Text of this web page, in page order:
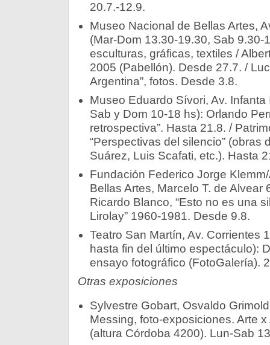
20.7.-12.9.
Museo Nacional de Bellas Artes,
(Mar-Dom 13.30-19.30, Sab 9.30-
esculturas, gráficas, textiles /
2005 (Pabellón). Desde 27.7. /
Argentina”, fotos. Desde 3.8.
Museo Eduardo Sívori, Av.
Sab y Dom 10-18 hs): Orlando
retrospectiva”. Hasta 21.8. /
“Perspectivas del silencio” (obras
Suárez, Luis Scafati, etc.). Hasta
Fundación Federico Jorge
Bellas Artes, Marcelo T. de Alvear
Ricardo Blanco, “Esto no es una
Lirolay” 1960-1981. Desde 9.8.­
Teatro San Martín, Av. Corrientes
hasta fin del último espectáculo):
ensayo fotográfico (FotoGalería).
Otras exposiciones
Sylvestre Gobart, Osvaldo
Messing, foto-exposiciones. Arte
(altura Córdoba 4200). Lun-Sab